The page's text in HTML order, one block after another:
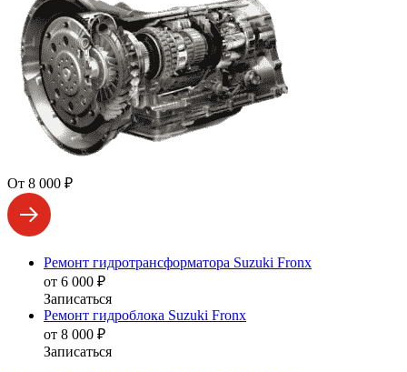
От 8 000 ₽
Ремонт гидротрансформатора Suzuki Fronx
от 6 000 ₽
Записаться
Ремонт гидроблока Suzuki Fronx
от 8 000 ₽
Записаться